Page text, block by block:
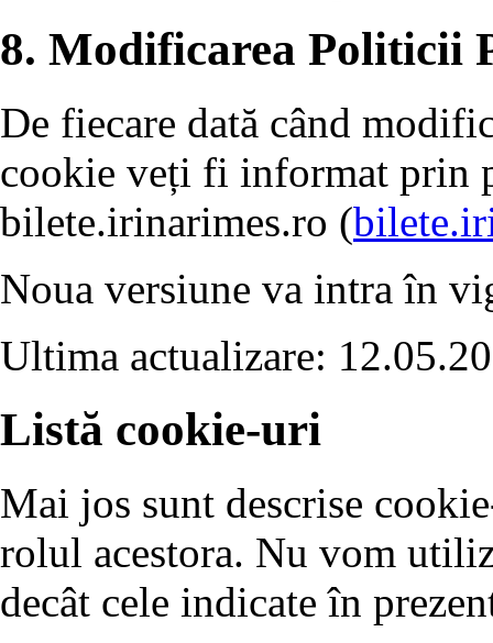
8. Modificarea Politicii
De fiecare dată când
cookie veți fi informat prin
bilete.irinarimes.ro (
Noua versiune va intra în
Ultima actualizare:
Listă cookie-uri
Mai jos sunt descrise
rolul acestora. Nu vom
decât cele indicate în